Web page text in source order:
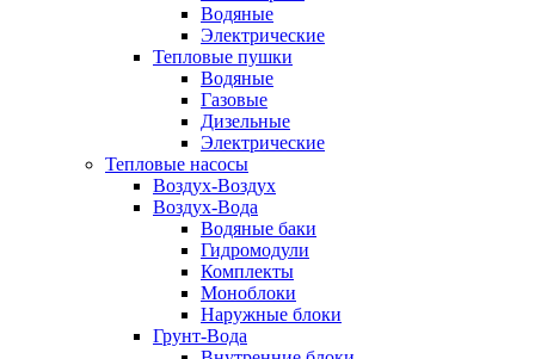
Водяные
Электрические
Тепловые пушки
Водяные
Газовые
Дизельные
Электрические
Тепловые насосы
Воздух-Воздух
Воздух-Вода
Водяные баки
Гидромодули
Комплекты
Моноблоки
Наружные блоки
Грунт-Вода